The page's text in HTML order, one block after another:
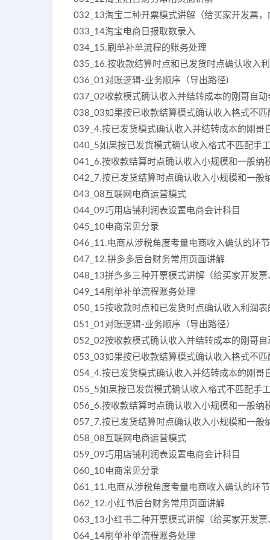
032_13淘宝二种开票模式讲解（给买家开发票
033_14淘宝电商日报取数录入
034_15.刷单补单流程的账务处理
035_16.按收款结算时点和已发货时点确认收入
036_01对账逻辑-业务顺序（导出路径)
037_02收款模式确认收入并结转成本的刚哥自
038_03如果按已收款结算模式确认收入格式不
039_4.按已发货模式确认收入并结转成本的刚哥
040_5如果按已发货模式确认收入格式不匹配手
041_6.按收款结算时点确认收入小规模和一般纳
042_7.按已发货结算时点确认收入小规模和一般
043_08互联网电商运营模式
044_09巧用店铺利润表设置电商会计科目
045_10电商常见分录
046_11.电商从涉税角度考量电商收入确认的环
047_12.拼多多后台财务常用页面讲解
048_13拼多多三种开票模式讲解（给买家开发
049_14刷单补单流程账务处理
050_15按收款时点和已发货时点确认收入利润表
051_01对账逻辑-业务顺序（导出路径）
052_02按收款模式确认收入并结转成本的刚哥自
053_03如果按已收款结算模式确认收入格式不
054_4.按已发货模式确认收入并结转成本的刚哥
055_5如果按已发货模式确认收入格式不匹配手
056_6.按收款结算时点确认收入小规模和一般纳
057_7.按已发货结算时点确认收入小规模和一般
058_08互联网电商运营模式
059_09巧用店铺利润表设置电商会计科目
060_10电商常见分录
061_11.电商从涉税角度考量电商收入确认的环
062_12.小红书后台财务常用页面讲解
063_13小红书二种开票模式讲解（给买家开发
064_14刷单补单流程账务处理